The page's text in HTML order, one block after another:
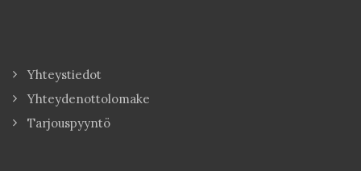
Yhteystiedot
Yhteydenottolomake
Tarjouspyyntö